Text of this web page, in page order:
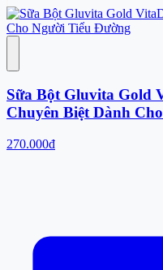
Sữa Bột Gluvita Gold
Chuyên Biệt Dành
270.000đ